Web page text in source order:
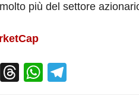
più del settore
R
T
W